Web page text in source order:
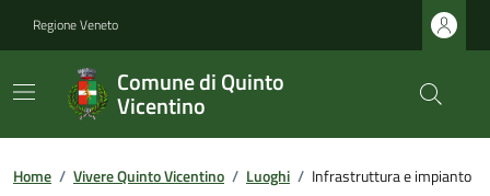
Regione Veneto
Comune di Quinto
Vicentino
Home / Vivere Quinto Vicentino / Luoghi / Infrastruttura e impianto